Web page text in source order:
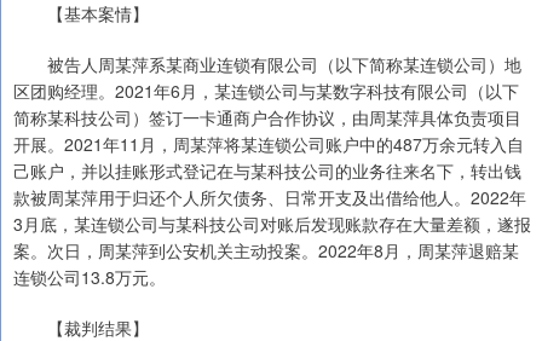
【基本案情】
被告人周某萍系某商业连锁有限公司（以下简称某连锁公司）地
区团购经理。2021年6月，某连锁公司与某数字科技有限公司（以下
简称某科技公司）签订一卡通商户合作协议，由周某萍具体负责项目
开展。2021年11月，周某萍将某连锁公司账户中的487万余元转入自
己账户，并以挂账形式登记在与某科技公司的业务往来名下，转出钱
款被周某萍用于归还个人所欠债务、日常开支及出借给他人。2022年
3月底，某连锁公司与某科技公司对账后发现账款存在大量差额，遂报
案。次日，周某萍到公安机关主动投案。2022年8月，周某萍退赔某
连锁公司13.8万元。
【裁判结果】